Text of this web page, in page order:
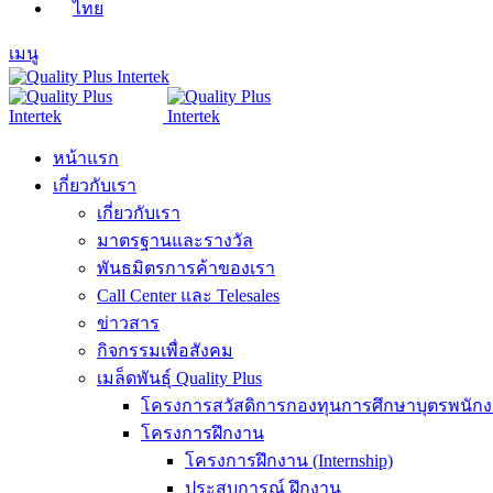
ไทย
เมนู
หน้าแรก
เกี่ยวกับเรา
เกี่ยวกับเรา
มาตรฐานและรางวัล
พันธมิตรการค้าของเรา
Call Center และ Telesales
ข่าวสาร
กิจกรรมเพื่อสังคม
เมล็ดพันธุ์ Quality Plus
โครงการสวัสดิการกองทุนการศึกษาบุตรพนัก
โครงการฝึกงาน
โครงการฝึกงาน (Internship)
ประสบการณ์ ฝึกงาน